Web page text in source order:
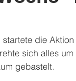
die
sich alles
gebastelt.